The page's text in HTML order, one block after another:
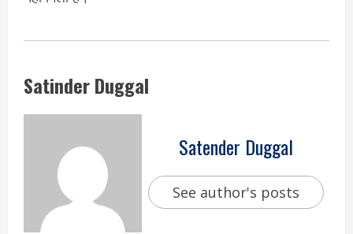
Satinder Duggal
Satender Duggal
See author's posts